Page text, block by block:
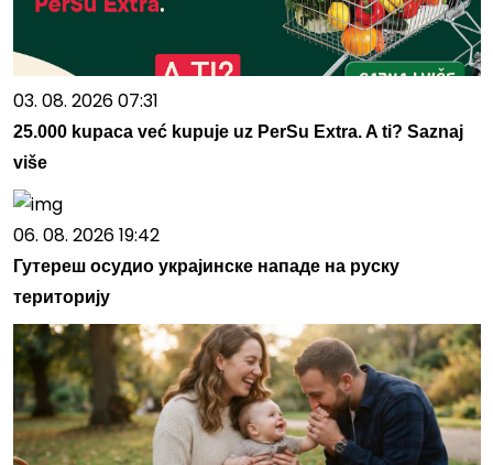
03. 08. 2026 07:31
25.000 kupaca već kupuje uz PerSu Extra. A ti? Saznaj
više
06. 08. 2026 19:42
Гутереш осудио украјинске нападе на руску
територију